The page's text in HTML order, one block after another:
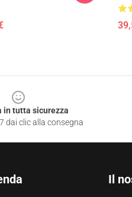
in tutta sicurezza
dai clic alla consegna
Il